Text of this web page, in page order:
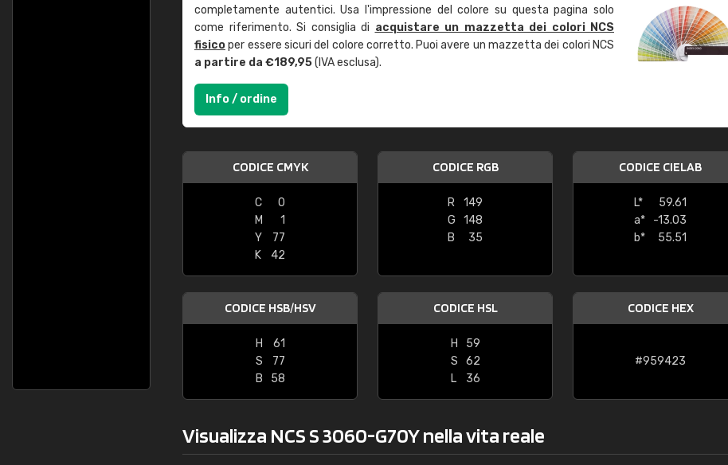
completamente autentici. Usa l'impressione del colore su questa pagina solo
come riferimento. Si consiglia di acquistare un mazzetta dei colori NCS
fisicoper essere sicuri del colore corretto. Puoi avere un mazzetta dei colori NCS
a partire da €189,95(IVA esclusa).
Info / ordine
CODICE CMYK
C
0
M
1
Y
77
K
42
CODICE RGB
R
149
G
148
B
35
CODICE CIELAB
L*
59.61
a*
-13.03
b*
55.51
CODICE HSB/HSV
H
61
S
77
B
58
CODICE HSL
H
59
S
62
L
36
CODICE HEX
#959423
Visualizza NCS S 3060-G70Y nella vita reale
"buon servizio"